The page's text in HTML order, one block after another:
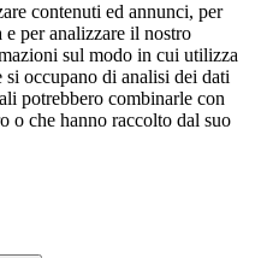
contenuti ed annunci, per
per analizzare il nostro
sul modo in cui utilizza
occupano di analisi dei dati
potrebbero combinarle con
o che hanno raccolto dal suo